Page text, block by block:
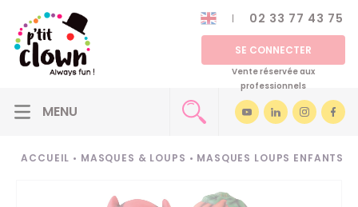
02 33 77 43 75
SE CONNECTER
Vente réservée aux
professionnels
ACCUEIL • MASQUES & LOUPS • MASQUES LOUPS ENFANTS